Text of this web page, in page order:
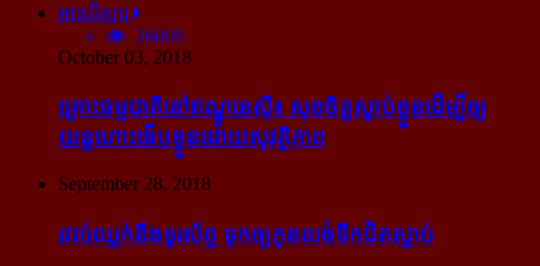
អានពិស្ដារ
26008
October 03, 2018
គ្រោះធម្មជាតិនៅឥណ្ឌូនេស៊ី៖ សុខចិត្ត​ស្លាប់​ខ្លួន​ដើម្បី​ឲ្យ​
យន្ដហោះ​ងើប​ខ្លួន​ដោយ​សុវត្ថិភាព
September 28, 2018
រវល់​ឈ្លក់​នឹង​ទូរស័ព្ទ ទុក​ឲ្យ​កូន​លង់​ទឹក​ជិត​ស្លាប់